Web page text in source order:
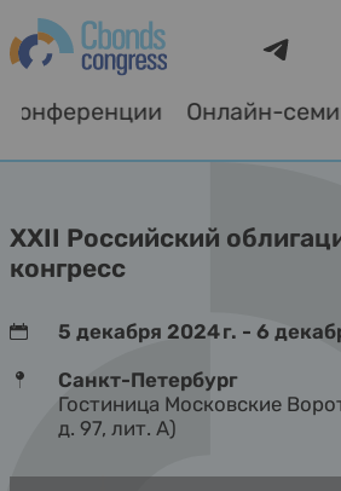
Конференции Онлайн-
XXII Российский
конгресс
5 декабря 2024 г. - 6
Санкт-Петербург
Гостиница Московские
д. 97, лит. А)